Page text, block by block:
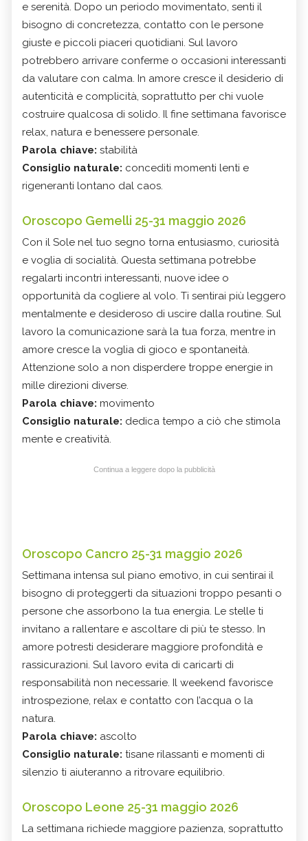
e serenità. Dopo un periodo movimentato, senti il
bisogno di concretezza, contatto con le persone
giuste e piccoli piaceri quotidiani. Sul lavoro
potrebbero arrivare conferme o occasioni interessanti
da valutare con calma. In amore cresce il desiderio di
autenticità e complicità, soprattutto per chi vuole
costruire qualcosa di solido. Il fine settimana favorisce
relax, natura e benessere personale.
Parola chiave: stabilità
Consiglio naturale: concediti momenti lenti e
rigeneranti lontano dal caos.
Oroscopo Gemelli 25-31 maggio 2026
Con il Sole nel tuo segno torna entusiasmo, curiosità
e voglia di socialità. Questa settimana potrebbe
regalarti incontri interessanti, nuove idee o
opportunità da cogliere al volo. Ti sentirai più leggero
mentalmente e desideroso di uscire dalla routine. Sul
lavoro la comunicazione sarà la tua forza, mentre in
amore cresce la voglia di gioco e spontaneità.
Attenzione solo a non disperdere troppe energie in
mille direzioni diverse.
Parola chiave: movimento
Consiglio naturale: dedica tempo a ciò che stimola
mente e creatività.
Continua a leggere dopo la pubblicità
Oroscopo Cancro 25-31 maggio 2026
Settimana intensa sul piano emotivo, in cui sentirai il
bisogno di proteggerti da situazioni troppo pesanti o
persone che assorbono la tua energia. Le stelle ti
invitano a rallentare e ascoltare di più te stesso. In
amore potresti desiderare maggiore profondità e
rassicurazioni. Sul lavoro evita di caricarti di
responsabilità non necessarie. Il weekend favorisce
introspezione, relax e contatto con l’acqua o la
natura.
Parola chiave: ascolto
Consiglio naturale: tisane rilassanti e momenti di
silenzio ti aiuteranno a ritrovare equilibrio.
Oroscopo Leone 25-31 maggio 2026
La settimana richiede maggiore pazienza, soprattutto